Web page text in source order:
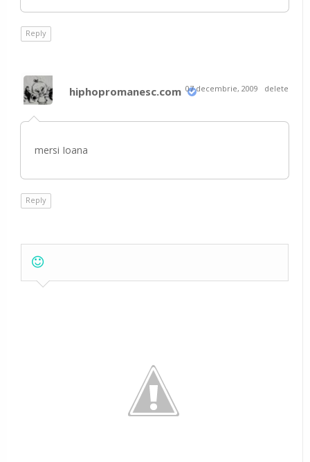
Reply
hiphopromanesc.com 07 decembrie, 2009 delete
mersi Ioana
Reply